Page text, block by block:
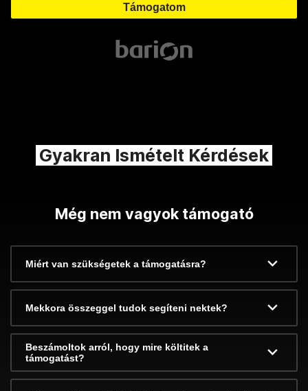
Gyakran Ismételt Kérdések
Még nem vagyok támogató
Miért van szükségetek a támogatásra?
Mekkora összeggel tudok segíteni nektek?
Beszámoltok arról, hogy mire költitek a
támogatást?